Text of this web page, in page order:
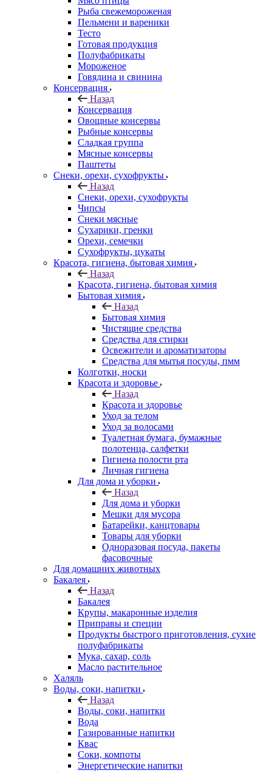
Рыба свежемороженая
Пельмени и вареники
Тесто
Готовая продукция
Полуфабрикаты
Мороженое
Говядина и свинина
Консервация
Назад
Консервация
Овощные консервы
Рыбные консервы
Сладкая группа
Мясные консервы
Паштеты
Снеки, орехи, сухофрукты
Назад
Снеки, орехи, сухофрукты
Чипсы
Снеки мясные
Сухарики, гренки
Орехи, семечки
Сухофрукты, цукаты
Красота, гигиена, бытовая химия
Назад
Красота, гигиена, бытовая химия
Бытовая химия
Назад
Бытовая химия
Чистящие средства
Средства для стирки
Освежители и ароматизаторы
Средства для мытья посуды, пмм
Колготки, носки
Красота и здоровье
Назад
Красота и здоровье
Уход за телом
Уход за волосами
Туалетная бумага, бумажные
полотенца, салфетки
Гигиена полости рта
Личная гигиена
Для дома и уборки
Назад
Для дома и уборки
Мешки для мусора
Батарейки, канцтовары
Товары для уборки
Одноразовая посуда, пакеты
фасовочные
Для домашних животных
Бакалея
Назад
Бакалея
Крупы, макаронные изделия
Приправы и специи
Продукты быстрого приготовления, сухие
полуфабрикаты
Мука, сахар, соль
Масло растительное
Халяль
Воды, соки, напитки
Назад
Воды, соки, напитки
Вода
Газированные напитки
Квас
Соки, компоты
Энергетические напитки